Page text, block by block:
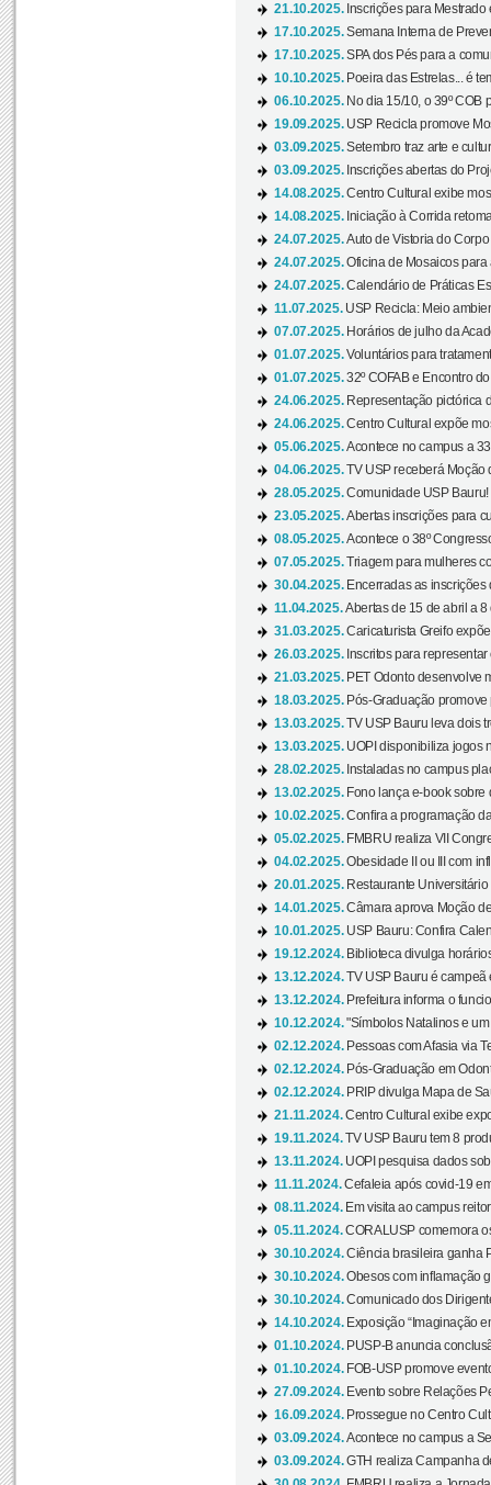
21.10.2025. Inscrições para
17.10.2025.Semana Interna de
17.10.2025.SPA dos Pés para a
10.10.2025. Poeira das Estrelas... é
06.10.2025. No dia 15/10, o 39º COB
19.09.2025. USP Recicla promove
03.09.2025.Setembro traz arte e
03.09.2025. Inscrições abertas do
14.08.2025.Centro Cultural exibe
14.08.2025. Iniciação à Corrida
24.07.2025.Auto de Vistoria do
24.07.2025.Oficina de Mosaicos
24.07.2025.Calendário de Práticas
11.07.2025. USP Recicla: Meio
07.07.2025. Horários de julho da
01.07.2025.Voluntários para
01.07.2025.32º COFAB e Encontro
24.06.2025. Representação pictórica
24.06.2025.Centro Cultural expõe
05.06.2025.Acontece no campus a
04.06.2025.TV USP receberá Moção
28.05.2025.Comunidade USP Bauru!
23.05.2025.Abertas inscrições para
08.05.2025.Acontece o 38º
07.05.2025.Triagem para mulheres
30.04.2025. Encerradas as inscrições
11.04.2025.Abertas de 15 de abril a
31.03.2025.Caricaturista Greifo
26.03.2025. Inscritos para
21.03.2025. PET Odonto desenvolve
18.03.2025. Pós-Graduação
13.03.2025.TV USP Bauru leva dois
13.03.2025. UOPI disponibiliza jogos
28.02.2025. Instaladas no campus
13.02.2025. Fono lança e-book sobre
10.02.2025.Confira a programação
05.02.2025. FMBRU realiza VII
04.02.2025.Obesidade II ou III com
20.01.2025. Restaurante
14.01.2025.Câmara aprova Moção
10.01.2025. USP Bauru: Confira
19.12.2024. Biblioteca divulga
13.12.2024.TV USP Bauru é campeã
13.12.2024. Prefeitura informa o
10.12.2024."Símbolos Natalinos e
02.12.2024. Pessoas com Afasia via
02.12.2024. Pós-Graduação em
02.12.2024. PRIP divulga Mapa de
21.11.2024.Centro Cultural exibe
19.11.2024.TV USP Bauru tem 8
13.11.2024. UOPI pesquisa dados
11.11.2024.Cefaleia após covid-19
08.11.2024. Em visita ao campus
05.11.2024.CORALUSP comemora
30.10.2024.Ciência brasileira ganha
30.10.2024.Obesos com inflamação
30.10.2024.Comunicado dos
14.10.2024. Exposição “Imaginação
01.10.2024. PUSP-B anuncia
01.10.2024. FOB-USP promove
27.09.2024. Evento sobre Relações
16.09.2024. Prossegue no Centro
03.09.2024.Acontece no campus a
03.09.2024.GTH realiza Campanha